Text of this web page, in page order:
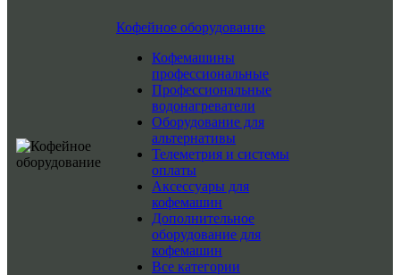
Кофейное оборудование
Кофемашины
профессиональные
Профессиональные
водонагреватели
Оборудование для
альтернативы
Телеметрия и системы
оплаты
Аксессуары для
кофемашин
Дополнительное
оборудование для
кофемашин
Все категории